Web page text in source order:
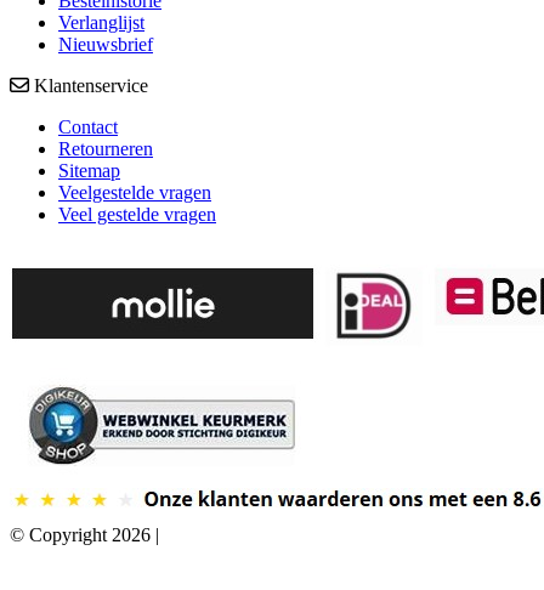
Verlanglijst
Nieuwsbrief
Klantenservice
Contact
Retourneren
Sitemap
Veelgestelde vragen
Veel gestelde vragen
© Copyright 2026 |